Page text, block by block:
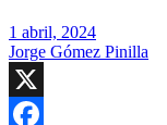
1 abril, 2024
Jorge Gómez Pinilla
X